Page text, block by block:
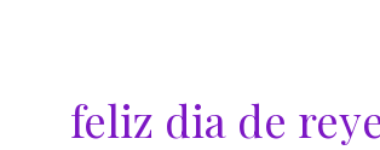
feliz dia de